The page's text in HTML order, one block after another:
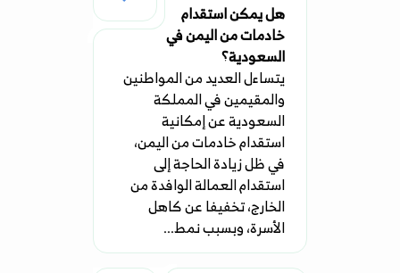
هل يمكن استقدام
خادمات من اليمن في
السعودية؟
يتساءل العديد من المواطنين
والمقيمين في المملكة
السعودية عن إمكانية
استقدام خادمات من اليمن،
في ظل زيادة الحاجة إلى
استقدام العمالة الوافدة من
الخارج، تخفيفا عن كاهل
الأسرة، وبسبب نمط...